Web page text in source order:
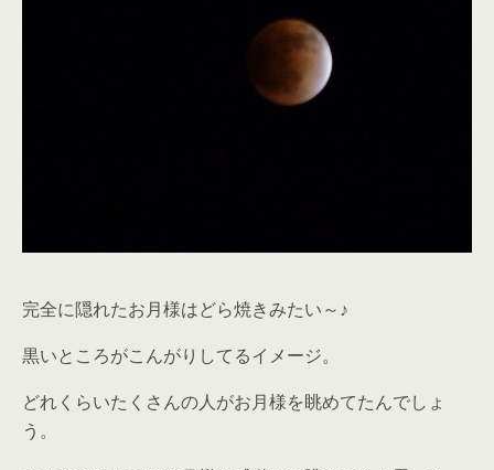
完全に隠れたお月様はどら焼きみたい～♪
黒いところがこんがりしてるイメージ。
どれくらいたくさんの人がお月様を眺めてたんでしょ
う。